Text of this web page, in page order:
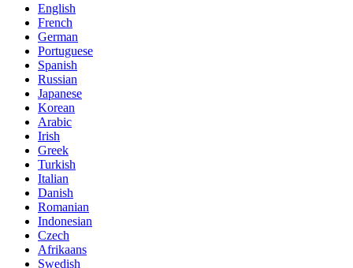
English
French
German
Portuguese
Spanish
Russian
Japanese
Korean
Arabic
Irish
Greek
Turkish
Italian
Danish
Romanian
Indonesian
Czech
Afrikaans
Swedish